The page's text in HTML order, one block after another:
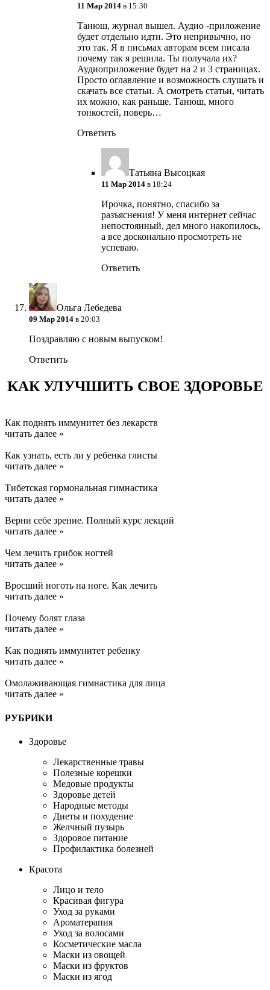
11 Мар 2014 в 15:30
Танюш, журнал вышел. Аудио -приложение
будет отдельно идти. Это непривычно, но
это так. Я в письмах авторам всем писала
почему так я решила. Ты получала их?
Аудиоприложение будет на 2 и 3 страницах.
Просто оглавление и возможность слушать и
скачать все статьи. А смотреть статьи, читать
их можно, как раньше. Танюш, много
тонкостей, поверь…
Ответить
Татьяна Высоцкая
11 Мар 2014 в 18:24
Ирочка, понятно, спасибо за
разъяснения! У меня интернет сейчас
непостоянный, дел много накопилось,
а все досконально просмотреть не
успеваю.
Ответить
Ольга Лебедева
09 Мар 2014 в 20:03
Поздравляю с новым выпуском!
Ответить
КАК УЛУЧШИТЬ СВОЕ ЗДОРОВЬЕ
Как поднять иммунитет без лекарств
читать далее »
Как узнать, есть ли у ребенка глисты
читать далее »
Тибетская гормональная гимнастика
читать далее »
Верни себе зрение. Полный курс лекций
читать далее »
Чем лечить грибок ногтей
читать далее »
Вросший ноготь на ноге. Как лечить
читать далее »
Почему болят глаза
читать далее »
Kак поднять иммунитет ребенку
читать далее »
Омолаживающая гимнастика для лица
читать далее »
РУБРИКИ
Здоровье
Лекарственные травы
Полезные корешки
Медовые продукты
Здоровье детей
Народные методы
Диеты и похудение
Желчный пузырь
Здоровое питание
Профилактика болезней
Красота
Лицо и тело
Красивая фигура
Уход за руками
Ароматерапия
Уход за волосами
Косметические масла
Маски из овощей
Маски из фруктов
Маски из ягод